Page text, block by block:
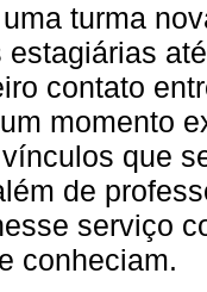
turma
estagiárias
contato
momento
que
de
serviço
conheciam.